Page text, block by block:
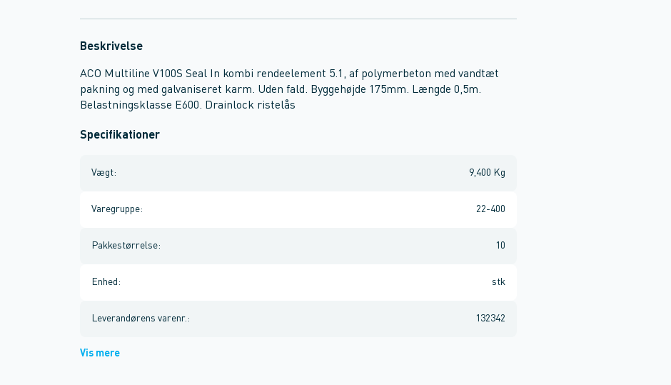
Beskrivelse
ACO Multiline V100S Seal In kombi rendeelement 5.1, af polymerbeton med vandtæt
pakning og med galvaniseret karm. Uden fald. Byggehøjde 175mm. Længde 0,5m.
Belastningsklasse E600. Drainlock ristelås
Specifikationer
Vægt: 9,400 Kg
Varegruppe: 22-400
Pakkestørrelse: 10
Enhed : stk
Leverandørens varenr. : 132342
Vis mere